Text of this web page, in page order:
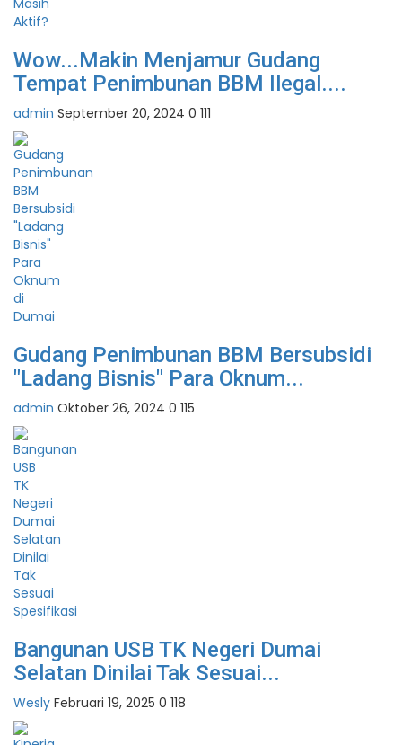
Wow...Makin Menjamur Gudang
Tempat Penimbunan BBM Ilegal....
admin September 20, 2024 0 111
Gudang Penimbunan BBM Bersubsidi
"Ladang Bisnis" Para Oknum...
admin Oktober 26, 2024 0 115
Bangunan USB TK Negeri Dumai
Selatan Dinilai Tak Sesuai...
Wesly Februari 19, 2025 0 118